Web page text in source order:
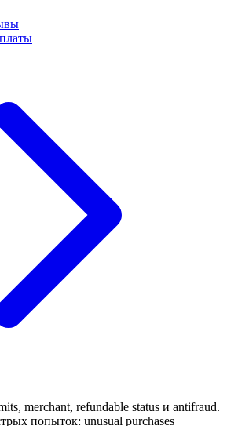
merchant, refundable status и antifraud.
попыток: unusual purchases